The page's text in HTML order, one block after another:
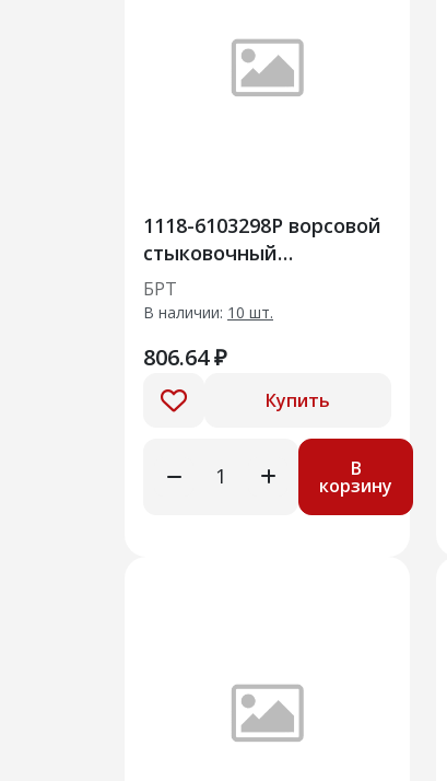
1118-6103298Р ворсовой
стыковочный
уплотнитель
БРТ
В наличии: 10 шт.
806.64 ₽
Купить
В
корзину